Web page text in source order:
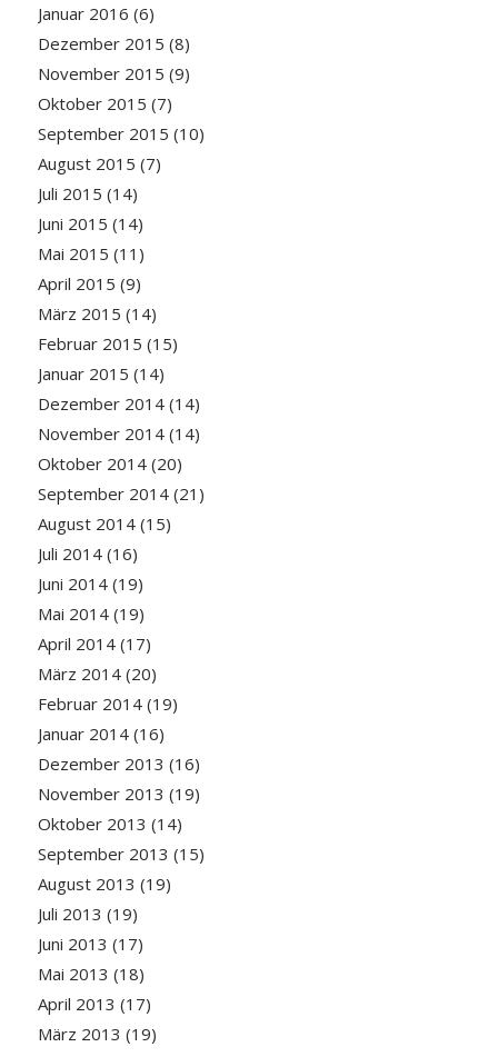
Januar 2016 (6)
Dezember 2015 (8)
November 2015 (9)
Oktober 2015 (7)
September 2015 (10)
August 2015 (7)
Juli 2015 (14)
Juni 2015 (14)
Mai 2015 (11)
April 2015 (9)
März 2015 (14)
Februar 2015 (15)
Januar 2015 (14)
Dezember 2014(14)
November 2014(14)
Oktober 2014(20)
September 2014(21)
August 2014(15)
Juli 2014(16)
Juni 2014(19)
Mai 2014(19)
April 2014(17)
März 2014(20)
Februar 2014(19)
Januar 2014(16)
Dezember 2013 (16)
November 2013 (19)
Oktober 2013 (14)
September 2013 (15)
August 2013 (19)
Juli 2013 (19)
Juni 2013 (17)
Mai 2013 (18)
April 2013 (17)
März 2013 (19)